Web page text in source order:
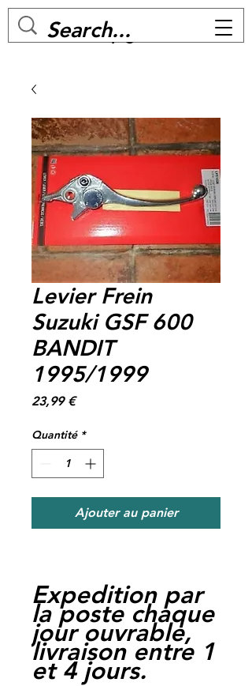
MC BIKE Perpignan
Levier Frein
Suzuki GSF 600
BANDIT
1995/1999
23,99 €Prix
Quantité *
Ajouter au panier
Expedition par
la poste chaque
jour ouvrable,
livraison entre 1
et 4 jours.